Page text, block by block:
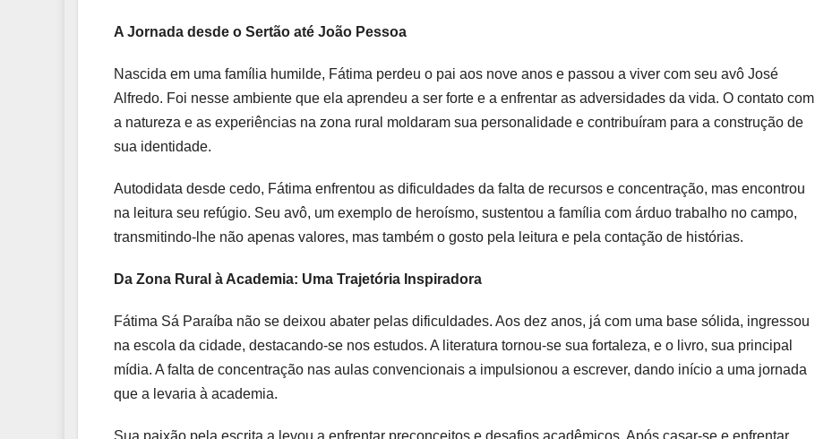
A Jornada desde o Sertão até João Pessoa
Nascida em uma família humilde, Fátima perdeu o pai aos nove anos e passou a viver com seu avô José
Alfredo. Foi nesse ambiente que ela aprendeu a ser forte e a enfrentar as adversidades da vida. O contato com
a natureza e as experiências na zona rural moldaram sua personalidade e contribuíram para a construção de
sua identidade.
Autodidata desde cedo, Fátima enfrentou as dificuldades da falta de recursos e concentração, mas encontrou
na leitura seu refúgio. Seu avô, um exemplo de heroísmo, sustentou a família com árduo trabalho no campo,
transmitindo-lhe não apenas valores, mas também o gosto pela leitura e pela contação de histórias.
Da Zona Rural à Academia: Uma Trajetória Inspiradora
Fátima Sá Paraíba não se deixou abater pelas dificuldades. Aos dez anos, já com uma base sólida, ingressou
na escola da cidade, destacando-se nos estudos. A literatura tornou-se sua fortaleza, e o livro, sua principal
mídia. A falta de concentração nas aulas convencionais a impulsionou a escrever, dando início a uma jornada
que a levaria à academia.
Sua paixão pela escrita a levou a enfrentar preconceitos e desafios acadêmicos. Após casar-se e enfrentar